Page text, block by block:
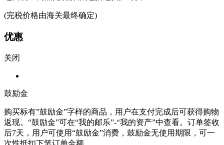
(完税价格由海关最终确定)
优惠
关闭
鼓励金
购买标有”鼓励金”字样的商品，用户在支付完成后可获得购物
返现。“鼓励金”可在“我的邮乐”-“我的资产”中查看。订单签收
后7天，用户可使用“鼓励金”消费，鼓励金无使用期限，可一
次性抵扣下笔订单金额。